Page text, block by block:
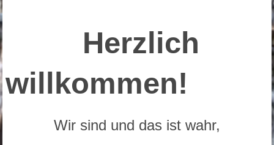
Herzlich
willkommen!
Wir sind und das ist wahr,